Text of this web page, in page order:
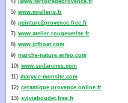
4) /www.terroirsdeprovence.fr
5) www.miellerie.fr
6) peinture2provence.free.fr
7) www.atelier-rougecerise.fr
8) www.jcfboat.com
9) marche-nature.wifeo.com
10) www.sudarenes.com
11) maryv.e-monsite.com
12) ceramique.provence.online.fr
13) sylvieboudet.free.fr